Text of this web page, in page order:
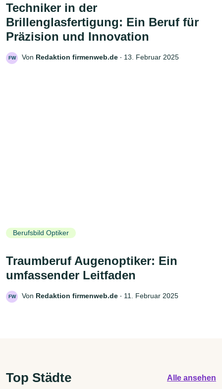
Techniker in der
Brillenglasfertigung: Ein Beruf für
Präzision und Innovation
FW Von Redaktion firmenweb.de ‧ 13. Februar 2025
Berufsbild Optiker
Traumberuf Augenoptiker: Ein
umfassender Leitfaden
FW Von Redaktion firmenweb.de ‧ 11. Februar 2025
Top Städte Alle ansehen